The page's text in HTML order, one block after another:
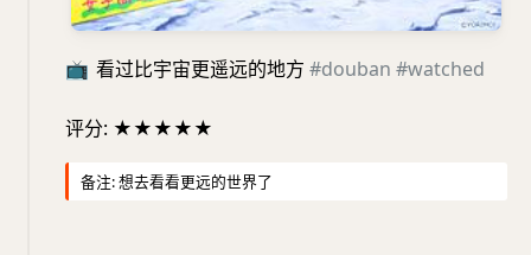
📺 看过比宇宙更遥远的地方 #douban #watched
评分: ★★★★★
备注: 想去看看更远的世界了